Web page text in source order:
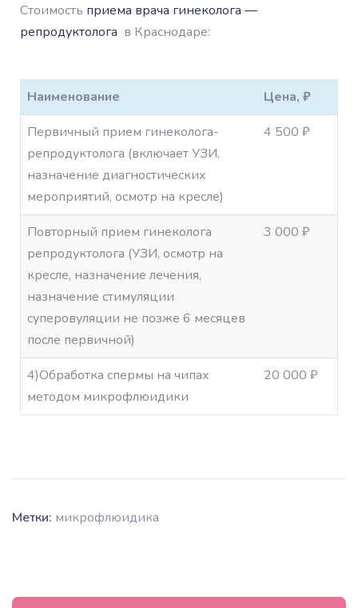
Стоимость приема врача гинеколога —
репродуктолога в Краснодаре:
Наименование
Цена, ₽
Первичный прием гинеколога-
репродуктолога (включает УЗИ,
назначение диагностических
мероприятий, осмотр на кресле)
4 500 ₽
Повторный прием гинеколога
репродуктолога (УЗИ, осмотр на
кресле, назначение лечения,
назначение стимуляции
суперовуляции не позже 6 месяцев
после первичной)
3 000 ₽
4)Обработка спермы на чипах
методом микрофлюидики
20 000 ₽
Метки: микрофлюидика